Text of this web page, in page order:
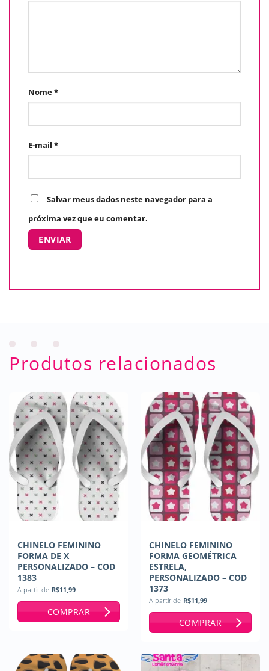
Nome*
E-mail *
Salvar meus dados neste navegador para a
próxima vez que eu comentar.
Produtos relacionados
CHINELO FEMININO
FORMA DE X
PERSONALIZADO – COD
1383
A partir de R$11,99
COMPRAR
CHINELO FEMININO
FORMA GEOMÉTRICA
ESTRELA,
PERSONALIZADO – COD
1373
A partir de R$11,99
COMPRAR